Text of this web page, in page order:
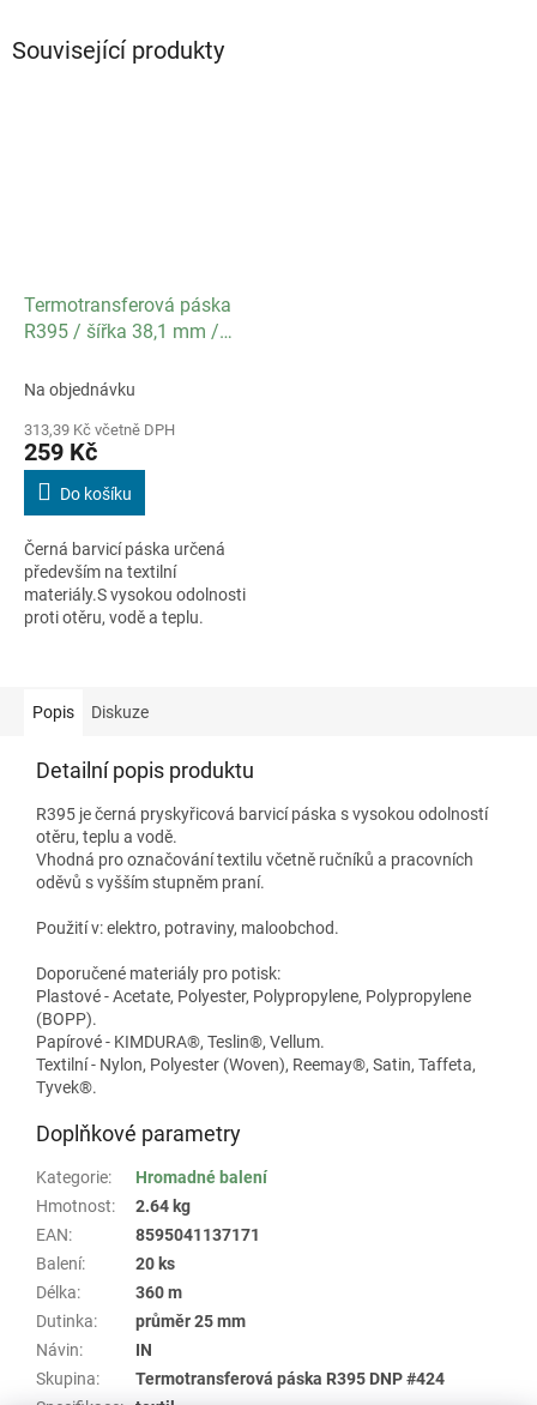
Související produkty
Termotransferová páska
R395 / šířka 38,1 mm /
specifikace textil
Na objednávku
313,39 Kč včetně DPH
259 Kč
Do košíku
Černá barvicí páska určená
především na textilní
materiály.S vysokou odolnosti
proti otěru, vodě a teplu.
Popis Diskuze
Detailní popis produktu
R395 je černá pryskyřicová barvicí páska s vysokou odolností
otěru, teplu a vodě.
Vhodná pro označování textilu včetně ručníků a pracovních
oděvů s vyšším stupněm praní.
Použití v: elektro, potraviny, maloobchod.
Doporučené materiály pro potisk:
Plastové - Acetate, Polyester, Polypropylene, Polypropylene
(BOPP).
Papírové - KIMDURA®, Teslin®, Vellum.
Textilní - Nylon, Polyester (Woven), Reemay®, Satin, Taffeta,
Tyvek®.
Doplňkové parametry
Kategorie:
Hromadné balení
Hmotnost:
2.64 kg
EAN:
8595041137171
Balení:
20 ks
Délka:
360 m
Dutinka:
průměr 25 mm
Návin:
IN
Skupina:
Termotransferová páska R395 DNP #424